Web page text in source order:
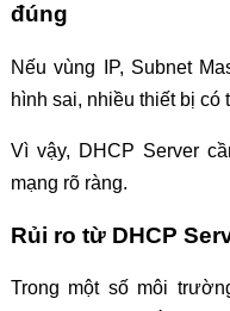
đúng
Nếu vùng IP, Subnet
hình sai, nhiều thiết bị có
Vì vậy, DHCP Server
mạng rõ ràng.
Rủi ro từ DHCP
Trong một số môi